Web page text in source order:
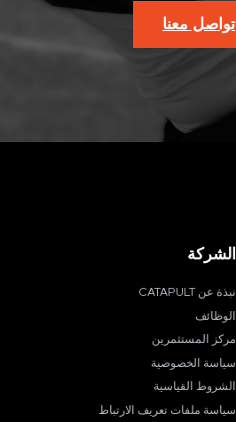
تواصل معنا
الشركة
نبذة عن CATAPULT
الوظائف
مركز المستثمرين
سياسة الخصوصية
الشروط القياسية
سياسة ملفات تعريف الارتباط